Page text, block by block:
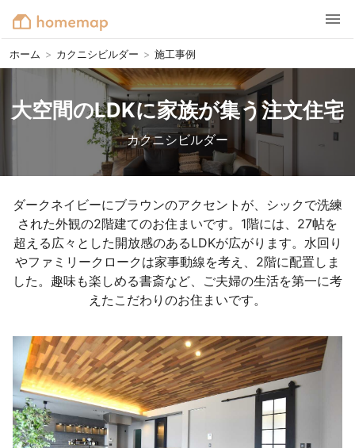
ホーム > カクニシビルダー > 施工事例
大空間のLDKに家族が集う注文住宅
カクニシビルダー
ダークネイビーにブラウンのアクセントが、シックで洗練
された外観の2階建てのお住まいです。1階には、27帖を
超える広々とした開放感のあるLDKが広がります。水回り
やファミリークロークは家事動線を考え、2階に配置しま
した。趣味も楽しめる書斎など、ご夫婦の生活を第一に考
えたこだわりのお住まいです。